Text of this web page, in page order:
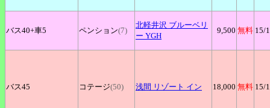
バス40+車5 ペンション(7)
北軽井沢 ブルーベリ
ー YGH
9,500 無料 15/
バス45 コテージ(50) 浅間 リゾート イン 18,000 無料 15/